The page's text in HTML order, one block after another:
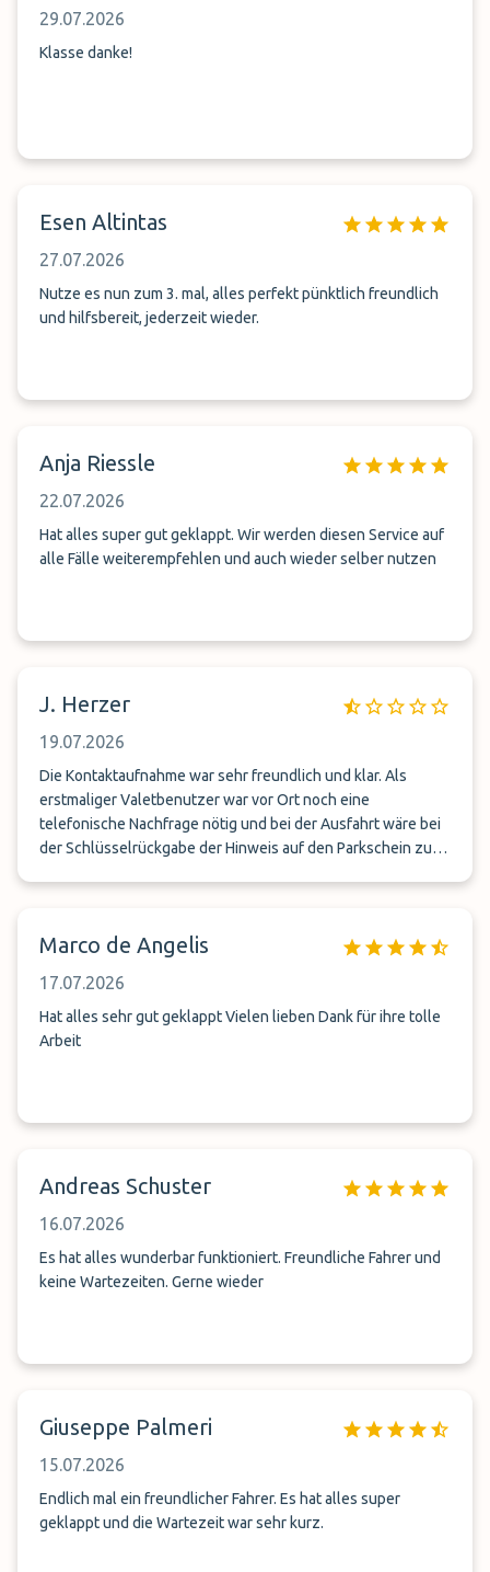
29.07.2026
Klasse danke!
Esen Altintas
27.07.2026
Nutze es nun zum 3. mal, alles perfekt pünktlich freundlich
und hilfsbereit, jederzeit wieder.
Anja Riessle
22.07.2026
Hat alles super gut geklappt. Wir werden diesen Service auf
alle Fälle weiterempfehlen und auch wieder selber nutzen
J. Herzer
19.07.2026
Die Kontaktaufnahme war sehr freundlich und klar. Als
erstmaliger Valetbenutzer war vor Ort noch eine
telefonische Nachfrage nötig und bei der Ausfahrt wäre bei
der Schlüsselrückgabe der Hinweis auf den Parkschein zur
Marco de Angelis
17.07.2026
Hat alles sehr gut geklappt Vielen lieben Dank für ihre tolle
Arbeit
Andreas Schuster
16.07.2026
Es hat alles wunderbar funktioniert. Freundliche Fahrer und
keine Wartezeiten. Gerne wieder
Giuseppe Palmeri
15.07.2026
Endlich mal ein freundlicher Fahrer. Es hat alles super
geklappt und die Wartezeit war sehr kurz.